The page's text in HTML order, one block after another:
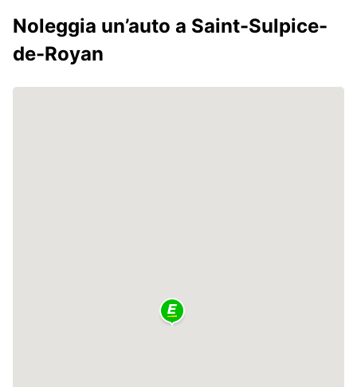
Noleggia un’auto a Saint-Sulpice-
de-Royan